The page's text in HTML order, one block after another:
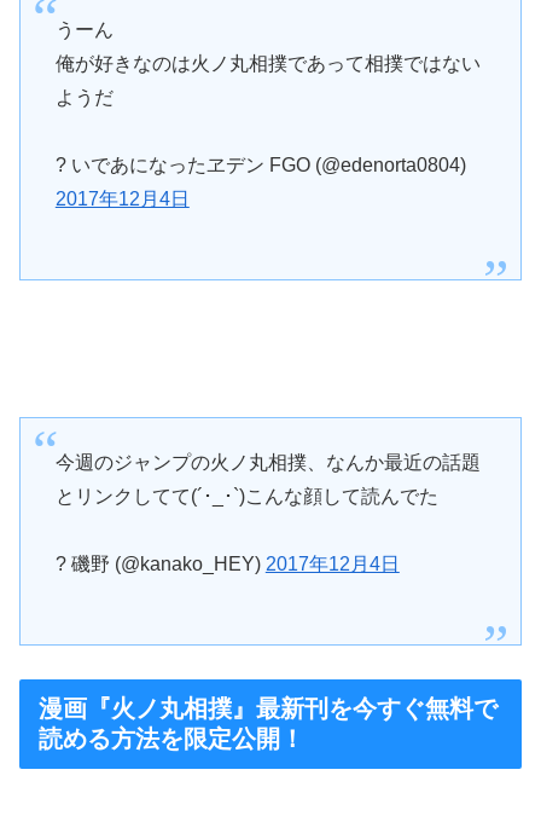
うーん
俺が好きなのは火ノ丸相撲であって相撲ではない
ようだ
? いであになったヱデン FGO (@edenorta0804)
2017年12月4日
今週のジャンプの火ノ丸相撲、なんか最近の話題
とリンクしてて(´･_･`)こんな顔して読んでた
? 磯野 (@kanako_HEY) 2017年12月4日
漫画『火ノ丸相撲』最新刊を今すぐ無料で
読める方法を限定公開！